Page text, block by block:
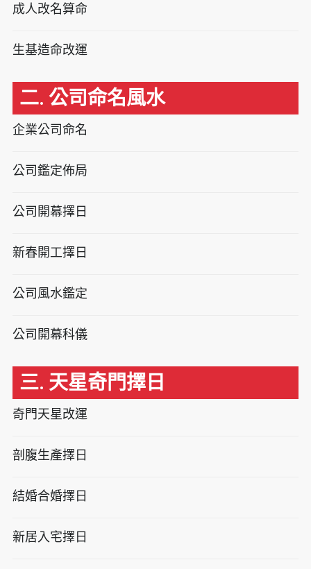
成人改名算命
生基造命改運
二. 公司命名風水
企業公司命名
公司鑑定佈局
公司開幕擇日
新春開工擇日
公司風水鑑定
公司開幕科儀
三. 天星奇門擇日
奇門天星改運
剖腹生產擇日
結婚合婚擇日
新居入宅擇日